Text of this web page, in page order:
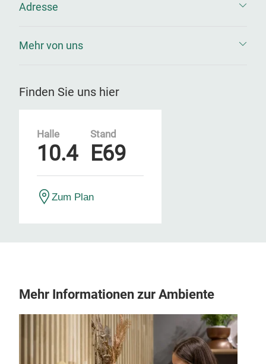
Adresse
Mehr von uns
Finden Sie uns hier
Halle
10.4
Stand
E69
Zum Plan
Mehr Informationen zur Ambiente